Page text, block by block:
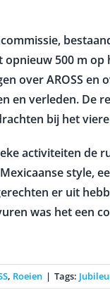
500 m
over AROSS
en verleden. De
bij het
activiteiten de
style,
er uit
was het een
, Roeien | Tags: